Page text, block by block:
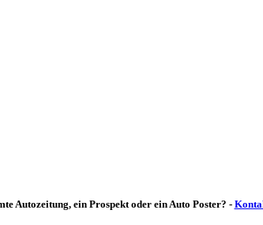
Autozeitung, ein Prospekt oder ein Auto Poster? -